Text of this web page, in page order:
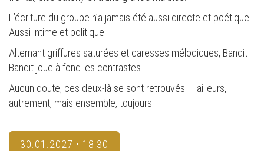
L’écriture du groupe n’a jamais été aussi directe et poétique.
Aussi intime et politique.
Alternant griffures saturées et caresses mélodiques, Bandit
Bandit joue à fond les contrastes.
Aucun doute, ces deux-là se sont retrouvés — ailleurs,
autrement, mais ensemble, toujours.
30.01.2027 • 18:30